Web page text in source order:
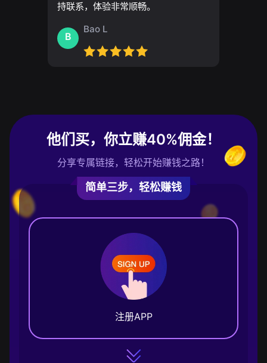
持联系，体验非常顺畅。
B
Bao L
他们买，你立赚40%佣金！
分享专属链接，轻松开始赚钱之路！
简单三步，轻松赚钱
注册APP